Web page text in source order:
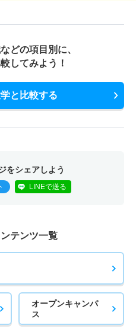
どの項目別に、
してみよう！
と比較する
をシェアしよう
LINEで送る
テンツ一覧
オープンキャンパ
ス